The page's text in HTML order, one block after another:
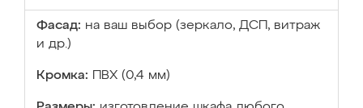
Фасад: на ваш выбор (зеркало, ДСП, витраж
и др.)
Кромка: ПВХ (0,4 мм)